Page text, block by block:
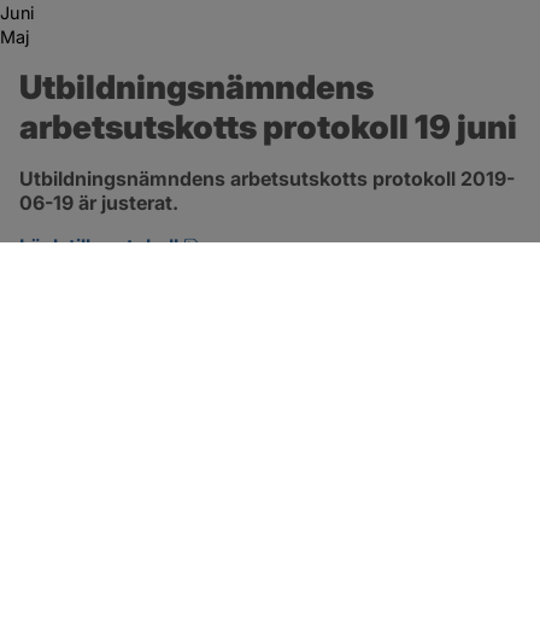
Juni
Maj
Utbildningsnämndens
arbetsutskotts protokoll 19 juni
Utbildningsnämndens arbetsutskotts protokoll 2019-
06-19 är justerat.
Länk till protokoll
pdf, 129.5 kB, öppnas i nytt fönster.